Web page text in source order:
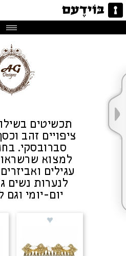
תכשיטים
ציפויים זהב
סברובסקי.
למצוא
עגילים
לנערות נשים
יום-יומי וגם